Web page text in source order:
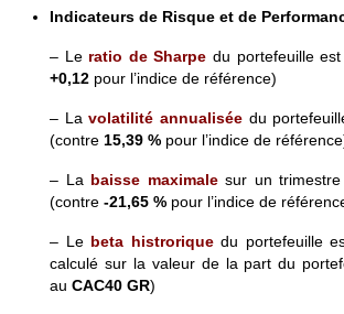
Indicateurs de Risque et de
– Le ratio de Sharpe du portefeuille
+0,12 pour l’indice de référence)
– Lavolatilité annualisée du
(contre 15,39 % pour l’indice de
– La baisse maximalesur un
(contre -21,65 % pour l’indice de
– Le beta histroriquedu portefeuille
calculé sur la valeur de la part du
au CAC40 GR)